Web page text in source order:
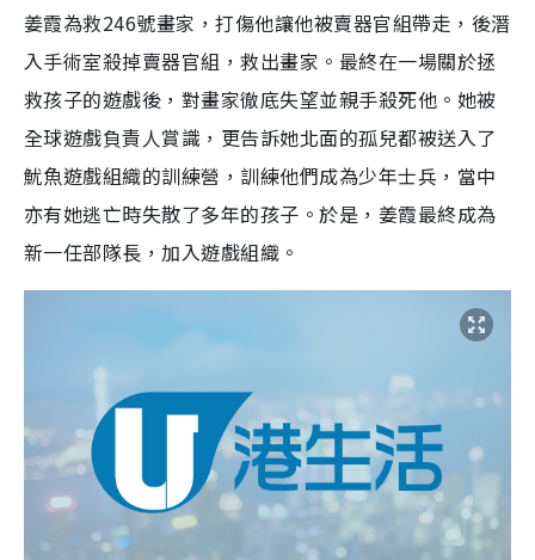
姜霞為救246號畫家，打傷他讓他被賣器官組帶走，後潛
入手術室殺掉賣器官組，救出畫家。最終在一場關於拯
救孩子的遊戲後，對畫家徹底失望並親手殺死他。她被
全球遊戲負責人賞識，更告訴她北面的孤兒都被送入了
魷魚遊戲組織的訓練營，訓練他們成為少年士兵，當中
亦有她逃亡時失散了多年的孩子。於是，姜霞最終成為
新一任部隊長，加入遊戲組織。